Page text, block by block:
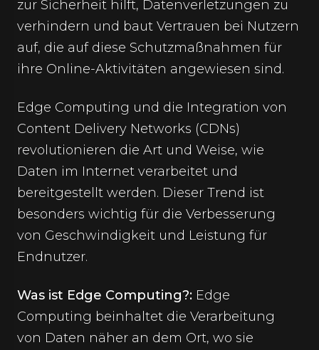
zur Sicherheit hilft, Datenverletzungen zu
verhindern und baut Vertrauen bei Nutzern
auf, die auf diese Schutzmaßnahmen für
ihre Online-Aktivitäten angewiesen sind.
Edge Computing und die Integration von
Content Delivery Networks (CDNs)
revolutionieren die Art und Weise, wie
Daten im Internet verarbeitet und
bereitgestellt werden. Dieser Trend ist
besonders wichtig für die Verbesserung
von Geschwindigkeit und Leistung für
Endnutzer.
Was ist Edge Computing?: Edge
Computing beinhaltet die Verarbeitung
von Daten näher an dem Ort, wo sie